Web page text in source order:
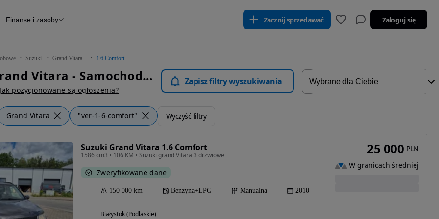
Raport z inspekcji
Otomoto News
Finanse i zasoby Zacznij sprzedawać Zaloguj się
Suzuki Grand Vitara 1.6 Comfort
Suzuki Grand Vitara - Samochody Osobowe
Jak pozycjonowane są ogłoszenia?
Zapisz filtry wyszukiwania
Grand Vitara "ver-1-6-comfort" Wyczyść filtry
Suzuki Grand Vitara 1.6 Comfort
1586 cm3 • 106 KM • Suzuki grand Vitara 3 drzwiowe
Zweryfikowane dane
150 000 km Benzyna+LPG Manualna 2010
Białystok (Podlaskie)
25 000 PLN
W granicach średniej